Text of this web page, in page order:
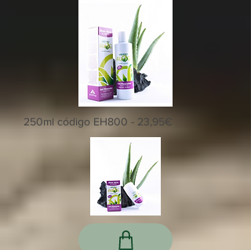
250ml código EH800 - 23,95€